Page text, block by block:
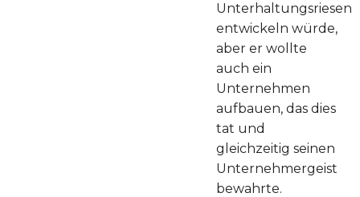
Unterhaltungsriesen
entwickeln würde,
aber er wollte
auch ein
Unternehmen
aufbauen, das dies
tat und
gleichzeitig seinen
Unternehmergeist
bewahrte.